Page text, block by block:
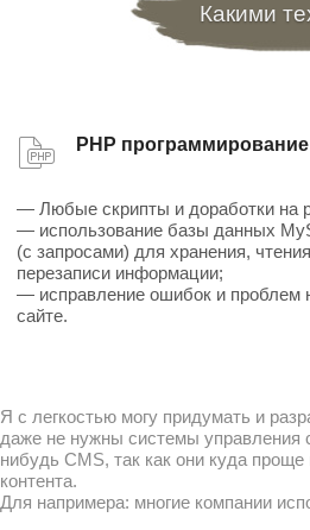
Какими
PHP программирование
— Любые скрипты и доработки на
— использование базы данных
(с запросами) для хранения,
перезаписи информации;
— исправление ошибок и проблем
сайте.
Я с легкостью могу придумать и
даже не нужны системы управления
нибудь CMS, так как они куда
контента.
Для напримера: многие компании